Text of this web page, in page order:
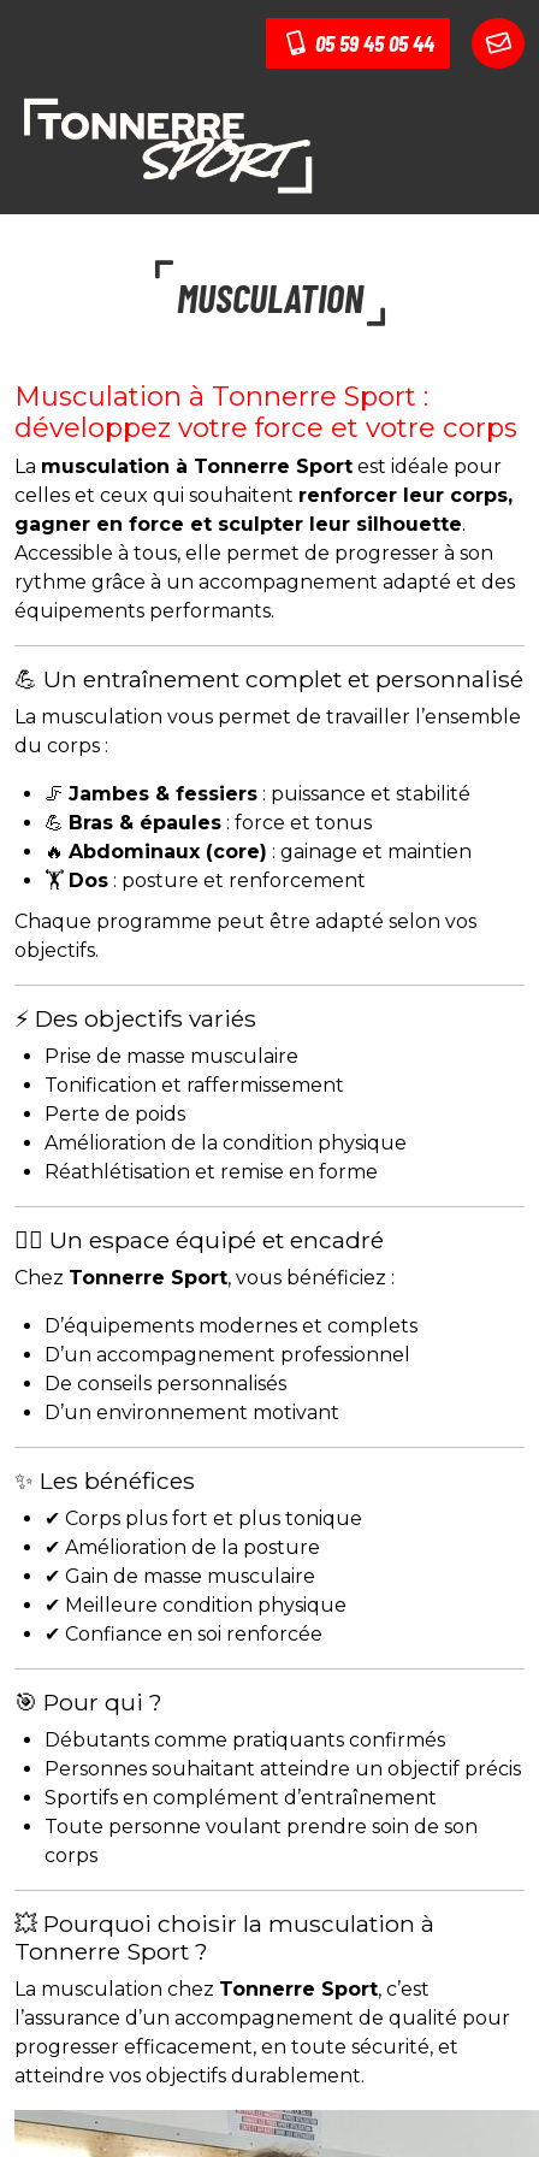
05 59 45 05 44
MUSCULATION
Musculation à Tonnerre Sport :
développez votre force et votre corps
La musculation à Tonnerre Sport est idéale pour
celles et ceux qui souhaitent renforcer leur corps,
gagner en force et sculpter leur silhouette.
Accessible à tous, elle permet de progresser à son
rythme grâce à un accompagnement adapté et des
équipements performants.
💪 Un entraînement complet et personnalisé
La musculation vous permet de travailler l’ensemble
du corps :
🦵 Jambes & fessiers : puissance et stabilité
💪 Bras & épaules : force et tonus
🔥 Abdominaux (core) : gainage et maintien
🏋️ Dos : posture et renforcement
Chaque programme peut être adapté selon vos
objectifs.
⚡ Des objectifs variés
Prise de masse musculaire
Tonification et raffermissement
Perte de poids
Amélioration de la condition physique
Réathlétisation et remise en forme
🏋️‍♂️ Un espace équipé et encadré
Chez Tonnerre Sport, vous bénéficiez :
D’équipements modernes et complets
D’un accompagnement professionnel
De conseils personnalisés
D’un environnement motivant
✨ Les bénéfices
✔ Corps plus fort et plus tonique
✔ Amélioration de la posture
✔ Gain de masse musculaire
✔ Meilleure condition physique
✔ Confiance en soi renforcée
🎯 Pour qui ?
Débutants comme pratiquants confirmés
Personnes souhaitant atteindre un objectif précis
Sportifs en complément d’entraînement
Toute personne voulant prendre soin de son
corps
💥 Pourquoi choisir la musculation à
Tonnerre Sport ?
La musculation chez Tonnerre Sport, c’est
l’assurance d’un accompagnement de qualité pour
progresser efficacement, en toute sécurité, et
atteindre vos objectifs durablement.